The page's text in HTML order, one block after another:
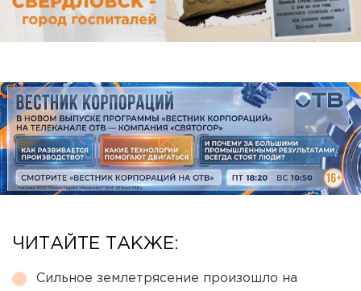
ЧИТАЙТЕ ТАКЖЕ:
Сильное землетрясение произошло на